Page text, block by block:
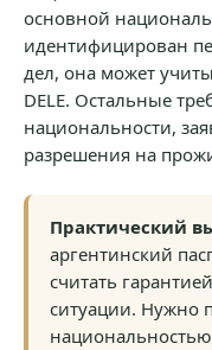
основной
идентифицирован
дел, она может
DELE. Остальные
национальности,
разрешения на
Практический
аргентинский
считать
ситуации. Нужно